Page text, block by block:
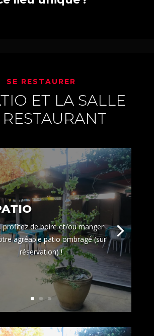
SE RESTAURER
ET LA SALLE
profitez de boire et/ou manger
agréable patio ombragé (sur
réservation) !